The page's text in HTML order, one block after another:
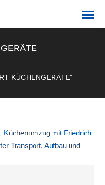
KÜCHENGERÄTE"